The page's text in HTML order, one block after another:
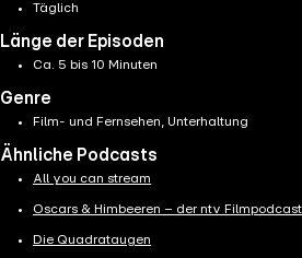
Täglich
Länge der Episoden
Ca. 5 bis 10 Minuten
Genre
Film- und Fernsehen, Unterhaltung
Ähnliche Podcasts
All you can stream
Oscars & Himbeeren – der ntv Filmpodcast
Die Quadrataugen